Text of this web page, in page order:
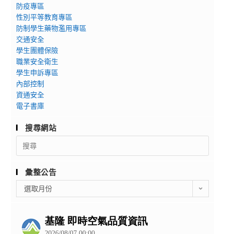
防疫專區
性別平等教育專區
防制學生藥物濫用專區
交通安全
學生團體保險
職業安全衛生
學生申訴專區
內部控制
資通安全
電子書庫
搜尋網站
Search
for:
彙整公告
整
選取月份